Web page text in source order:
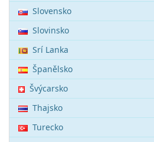
Slovensko
Slovinsko
Srí Lanka
Španělsko
Švýcarsko
Thajsko
Turecko